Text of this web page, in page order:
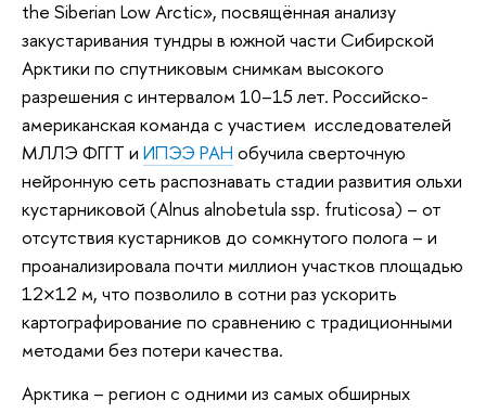
the Siberian Low Arctic», посвящённая анализу
закустаривания тундры в южной части Сибирской
Арктики по спутниковым снимкам высокого
разрешения с интервалом 10–15 лет. Российско-
американская команда с участием исследователей
МЛЛЭ ФГГТ и ИПЭЭ РАН обучила сверточную
нейронную сеть распознавать стадии развития ольхи
кустарниковой (Alnus alnobetula ssp. fruticosa) – от
отсутствия кустарников до сомкнутого полога – и
проанализировала почти миллион участков площадью
12×12 м, что позволило в сотни раз ускорить
картографирование по сравнению с традиционными
методами без потери качества.
Арктика – регион с одними из самых обширных